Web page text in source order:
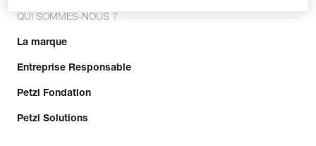
QUI SOMMES-NOUS ?
La marque
Entreprise Responsable
Petzl Fondation
Petzl Solutions